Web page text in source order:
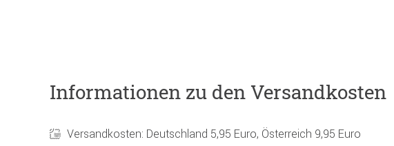
Informationen zu den Versandkosten
Versandkosten: Deutschland 5,95 Euro, Österreich 9,95 Euro